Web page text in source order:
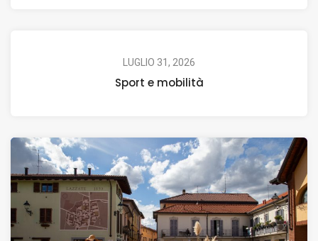
LUGLIO 31, 2026
Sport e mobilità